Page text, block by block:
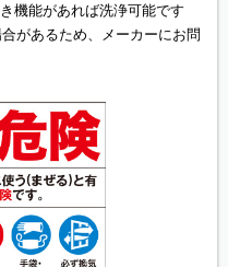
機能があれば洗浄可能です
があるため、メーカーにお問